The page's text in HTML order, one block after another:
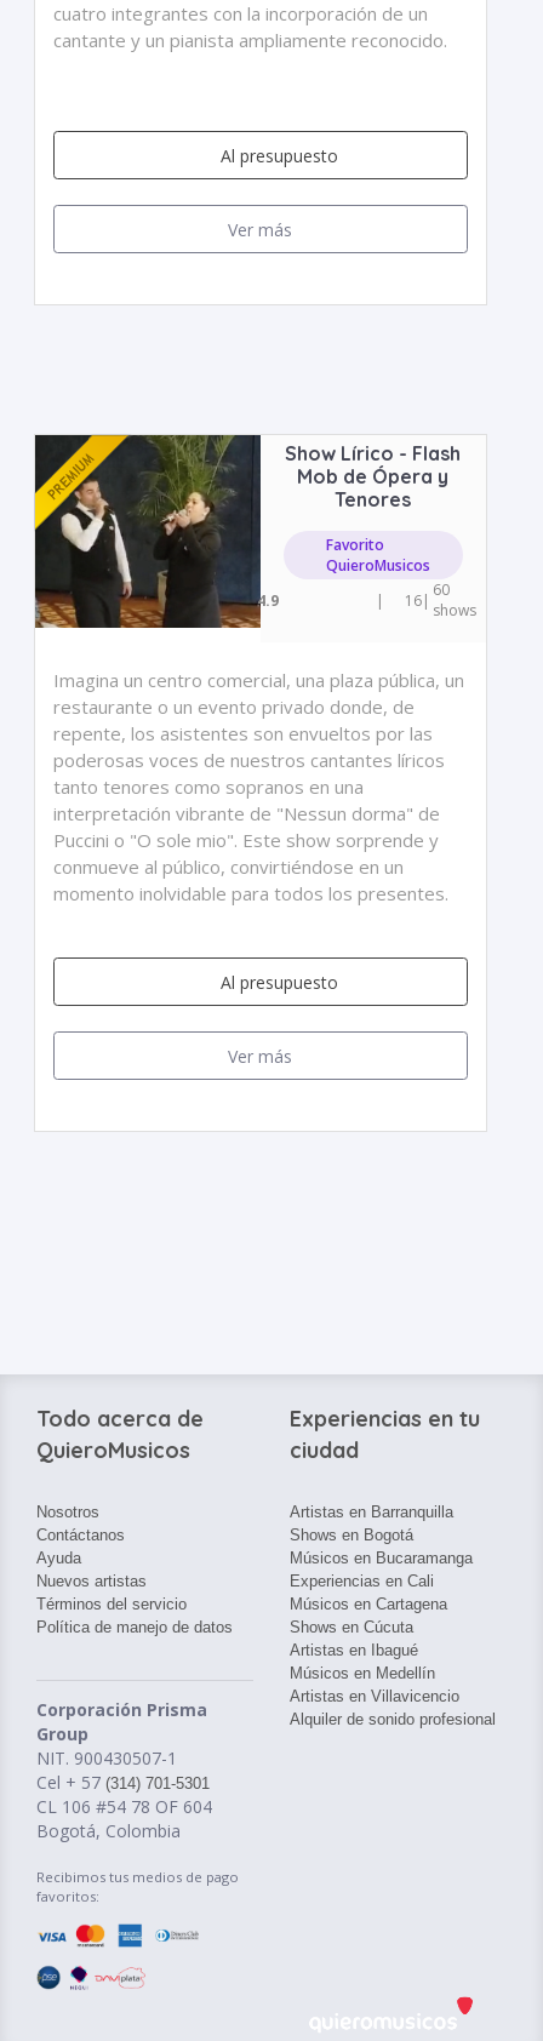
cuatro integrantes con la incorporación de un
cantante y un pianista ampliamente reconocido.
Al presupuesto
Ver más
Show Lírico - Flash
Mob de Ópera y
Tenores
Favorito
QuieroMusicos
4.9
| 16| 60
shows
Imagina un centro comercial, una plaza pública, un
restaurante o un evento privado donde, de
repente, los asistentes son envueltos por las
poderosas voces de nuestros cantantes líricos
tanto tenores como sopranos en una
interpretación vibrante de "Nessun dorma" de
Puccini o "O sole mio". Este show sorprende y
conmueve al público, convirtiéndose en un
momento inolvidable para todos los presentes.
Al presupuesto
Ver más
Todo acerca de
QuieroMusicos
Nosotros
Contáctanos
Ayuda
Nuevos artistas
Términos del servicio
Política de manejo de datos
Corporación Prisma
Group
NIT. 900430507-1
Cel + 57 (314) 701-5301
CL 106 #54 78 OF 604
Bogotá, Colombia
Recibimos tus medios de pago
favoritos:
Experiencias en tu
ciudad
Artistas en Barranquilla
Shows en Bogotá
Músicos en Bucaramanga
Experiencias en Cali
Músicos en Cartagena
Shows en Cúcuta
Artistas en Ibagué
Músicos en Medellín
Artistas en Villavicencio
Alquiler de sonido profesional